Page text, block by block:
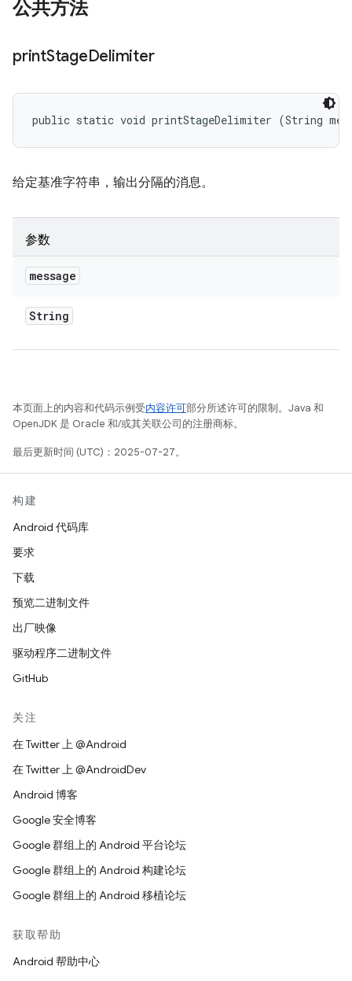
公共方法
printStageDelimiter
public static void printStageDelimiter (String
给定基准字符串，输出分隔的消息。
参数
message
String
本页面上的内容和代码示例受内容许可部分所述许可的限制。Java 和
OpenJDK 是 Oracle 和/或其关联公司的注册商标。
最后更新时间 (UTC)：2025-07-27。
构建
Android 代码库
要求
下载
预览二进制文件
出厂映像
驱动程序二进制文件
GitHub
关注
在 Twitter 上 @Android
在 Twitter 上 @AndroidDev
Android 博客
Google 安全博客
Google 群组上的 Android 平台论坛
Google 群组上的 Android 构建论坛
Google 群组上的 Android 移植论坛
获取帮助
Android 帮助中心